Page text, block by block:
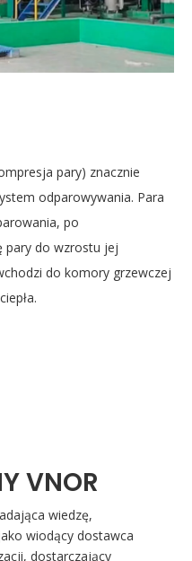
pary) znacznie
odparowywania. Para
po
pary do wzrostu jej
do komory grzewczej
VNOR
wiedzę,
wiodący dostawca
dostarczający